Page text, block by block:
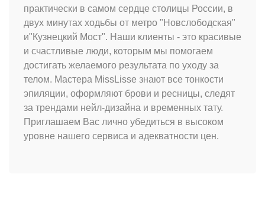
практически в самом сердце столицы России, в
двух минутах ходьбы от метро "Новслободская"
и"Кузнецкий Мост". Наши клиенты - это красивые
и счастливые люди, которым мы помогаем
достигать желаемого результата по уходу за
телом. Мастера MissLisse знают все тонкости
эпиляции, оформляют брови и ресницы, следят
за трендами нейл-дизайна и временных тату.
Приглашаем Вас лично убедиться в высоком
уровне нашего сервиса и адекватности цен.